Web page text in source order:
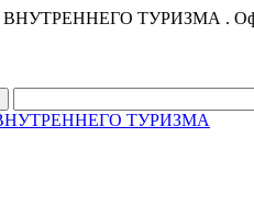
ТУРИЗМА . Офис
ТУРИЗМА